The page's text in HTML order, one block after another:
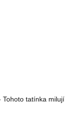
Tohoto tatínka milují